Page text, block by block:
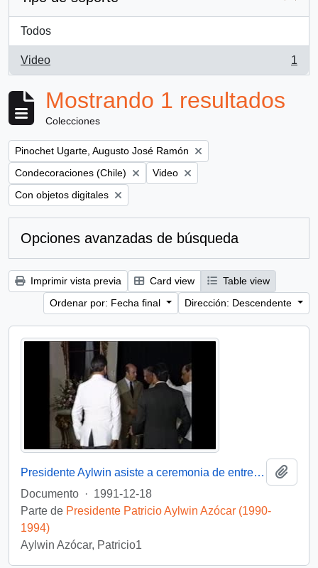
Todos
Video
, 1 resultados
1
Mostrando 1 resultados
Colecciones
Remove filter:
Pinochet Ugarte, Augusto José Ramón
Remove filter:
Condecoraciones (Chile) Remove filter:
Video
Remove filter:
Con objetos digitales
Opciones avanzadas de búsqueda
Imprimir vista previa Card view
Table view
Ordenar por: Fecha final
Dirección: Descendente
Presidente Aylwin asiste a ceremonia de entrega de Condecoración a Generales del Ejercito : video
Documento · 1991-12-18
Parte de Presidente Patricio Aylwin Azócar (1990-
1994)
Aylwin Azócar, Patricio1